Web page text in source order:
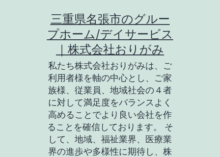
三重県名張市のグルー
プホーム/デイサービス
｜株式会社おりがみ
私たち株式会社おりがみは、ご
利用者様を軸の中心とし、ご家
族様、従業員、地域社会の４者
に対して満足度をバランスよく
高めることでより良い会社を作
ることを確信しております。 そ
して、地域、福祉業界、医療業
界の進歩や多様性に期待し、株